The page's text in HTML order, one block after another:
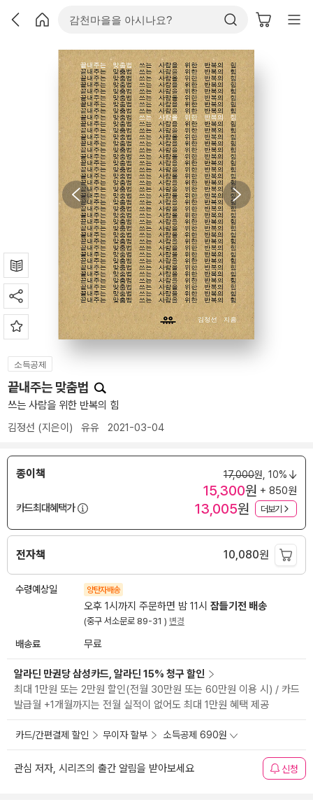
소득공제
끝내주는 맞춤법
쓰는 사람을 위한 반복의 힘
김정선 (지은이) 유유 2021-03-04
종이책 17,000원, 10%
15,300원 + 850원
카드최대혜택가
13,005원 더보기
전자책 10,080원
수령예상일 양탄자배송
오후 1시까지 주문하면 밤 11시 잠들기전 배송
(중구 서소문로 89-31 ) 변경
배송료 무료
알라딘 만권당 삼성카드, 알라딘 15% 청구 할인
최대 1만원 또는 2만원 할인(전월 30만원 또는 60만원 이용 시) / 카드
발급월 +1개월까지는 전월 실적이 없어도 최대 1만원 혜택 제공
카드/간편결제 할인 무이자 할부 소득공제 690원
관심 저자, 시리즈의 출간 알림을 받아보세요 신청